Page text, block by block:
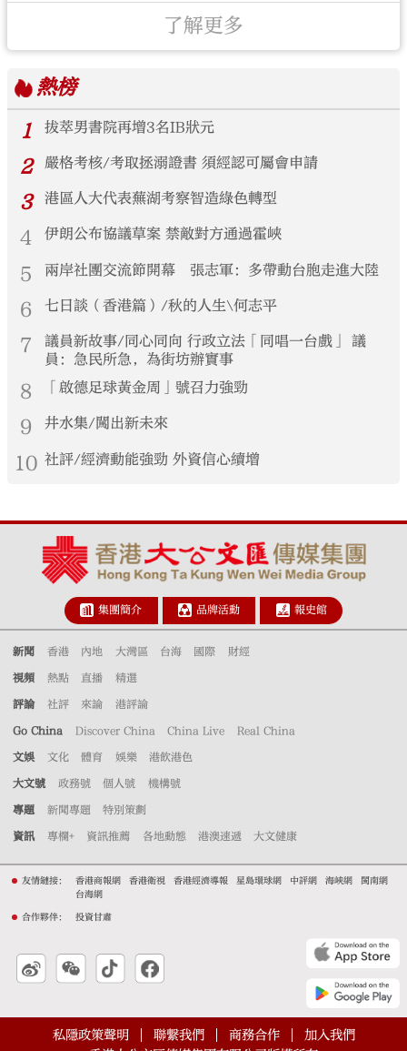
了解更多
熱榜
1
拔萃男書院再增3名IB狀元
2 嚴格考核/考取拯溺證書 須經認可屬會申請
3 港區人大代表蕪湖考察智造綠色轉型
4 伊朗公布協議草案 禁敵對方通過霍峽
5 兩岸社團交流節開幕 張志軍：多帶動台胞走進大陸
6 七日談（香港篇）/秋的人生\何志平
7
議員新故事/同心同向 行政立法「同唱一台戲」 議
員：急民所急，為街坊辦實事
8 「啟德足球黃金周」號召力強勁
9 井水集/闖出新未來
10 社評/經濟動能強勁 外資信心續增
集團簡介 品牌活動 報史館
新聞 香港 內地 大灣區 台海 國際 財經
視頻 熱點 直播 精選
評論 社評 來論 港評論
Go China Discover China China Live Real China
文娛 文化 體育 娛樂 港飲港色
大文號 政務號 個人號 機構號
專題 新聞專題 特別策劃
資訊 專欄+ 資訊推薦 各地動態 港澳速遞 大文健康
友情鏈接： 香港商報網 香港衛視 香港經濟導報 星島環球網 中評網 海峽網
閩南網
台海網
合作夥伴： 投資甘肅
私隱政策聲明 聯繫我們 商務合作
加入我們